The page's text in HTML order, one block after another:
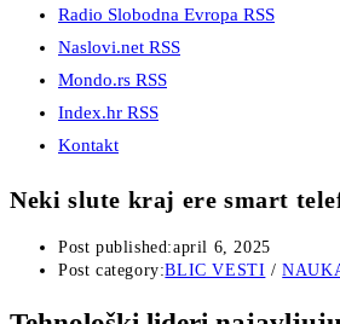
Radio Slobodna Evropa RSS
Naslovi.net RSS
Mondo.rs RSS
Index.hr RSS
Kontakt
Neki slute kraj ere smart
Post published:april 6, 2025
Post category:BLIC VESTI /